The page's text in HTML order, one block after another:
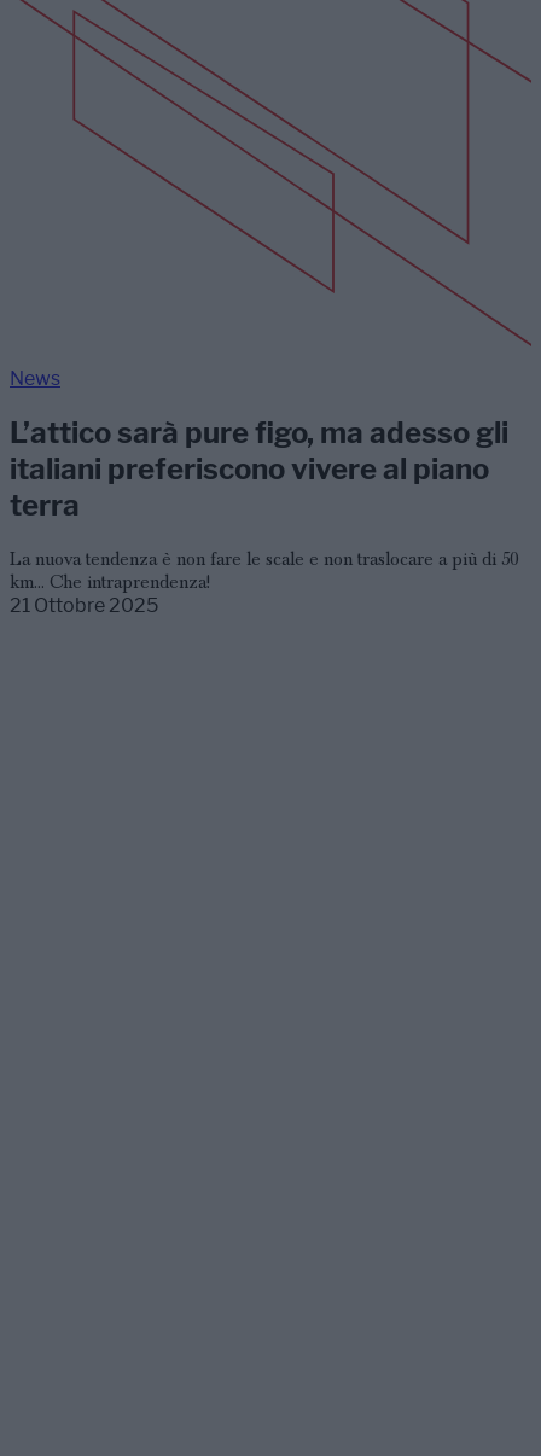
News
L’attico sarà pure figo, ma adesso gli
italiani preferiscono vivere al piano
terra
La nuova tendenza è non fare le scale e non traslocare a più di 50
km... Che intraprendenza!
21 Ottobre 2025